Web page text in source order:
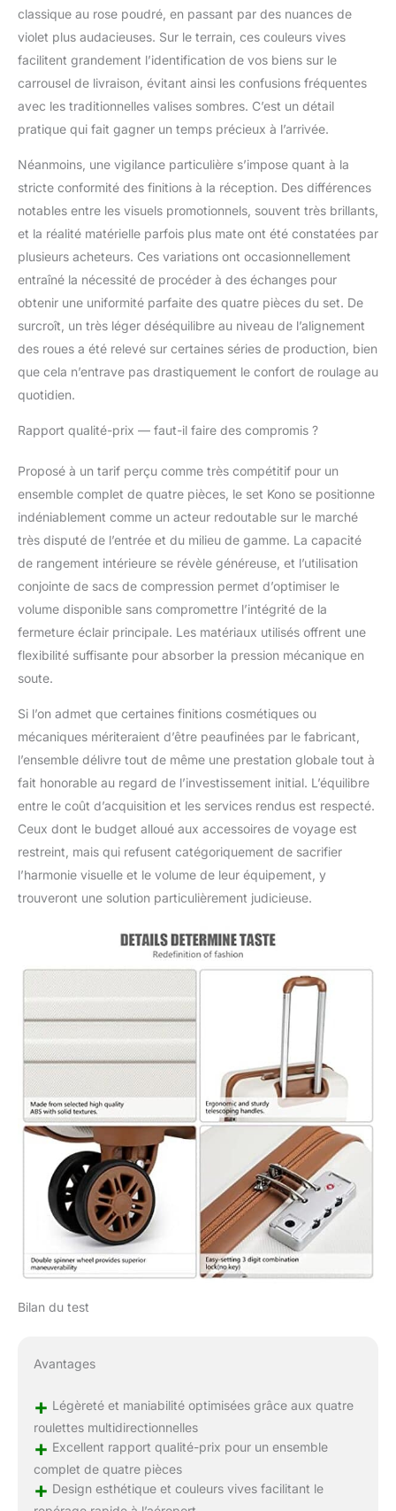
de l'aéroport avec une
vos bagages sans
forcer l'ouverture de la
valise lors d'un voyage,
garantissant que vos
effets personnels sont
en sécurité dans vos
bagages. 【Conception
de Compartiments
Organisés】: l'intérieur
de la valise est conçu
avec deux
compartiments
doublés permettant un
emballage double face.
Et le sac à cosmétiques
de capacité spéciale a
filet à fermeture éclair à
cosmétiques, de petits
personnels.
classique au rose poudré, en passant par des nuances de
violet plus audacieuses. Sur le terrain, ces couleurs vives
facilitent grandement l’identification de vos biens sur le
carrousel de livraison, évitant ainsi les confusions fréquentes
avec les traditionnelles valises sombres. C’est un détail
pratique qui fait gagner un temps précieux à l’arrivée.
Néanmoins, une vigilance particulière s’impose quant à la
stricte conformité des finitions à la réception. Des différences
notables entre les visuels promotionnels, souvent très brillants,
et la réalité matérielle parfois plus mate ont été constatées par
plusieurs acheteurs. Ces variations ont occasionnellement
entraîné la nécessité de procéder à des échanges pour
obtenir une uniformité parfaite des quatre pièces du set. De
surcroît, un très léger déséquilibre au niveau de l’alignement
des roues a été relevé sur certaines séries de production, bien
que cela n’entrave pas drastiquement le confort de roulage au
quotidien.
Rapport qualité-prix — faut-il faire des compromis ?
Proposé à un tarif perçu comme très compétitif pour un
ensemble complet de quatre pièces, le set Kono se positionne
indéniablement comme un acteur redoutable sur le marché
très disputé de l’entrée et du milieu de gamme. La capacité
de rangement intérieure se révèle généreuse, et l’utilisation
conjointe de sacs de compression permet d’optimiser le
volume disponible sans compromettre l’intégrité de la
fermeture éclair principale. Les matériaux utilisés offrent une
flexibilité suffisante pour absorber la pression mécanique en
soute.
Si l’on admet que certaines finitions cosmétiques ou
mécaniques mériteraient d’être peaufinées par le fabricant,
l’ensemble délivre tout de même une prestation globale tout à
fait honorable au regard de l’investissement initial. L’équilibre
entre le coût d’acquisition et les services rendus est respecté.
Ceux dont le budget alloué aux accessoires de voyage est
restreint, mais qui refusent catégoriquement de sacrifier
l’harmonie visuelle et le volume de leur équipement, y
trouveront une solution particulièrement judicieuse.
Bilan du test
Avantages
+ Légèreté et maniabilité optimisées grâce aux quatre
roulettes multidirectionnelles
+ Excellent rapport qualité-prix pour un ensemble
complet de quatre pièces
+ Design esthétique et couleurs vives facilitant le